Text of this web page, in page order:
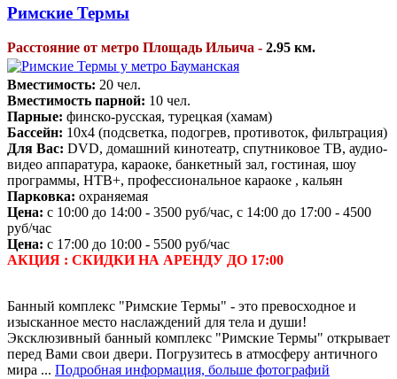
Римские Термы
Расстояние от метро Площадь Ильича - 2.95 км.
Вместимость: 20 чел.
Вместимость парной: 10 чел.
Парные: финско-русская, турецкая (хамам)
Бассейн: 10х4 (подсветка, подогрев, противоток, фильтрация)
Для Вас: DVD, домашний кинотеатр, спутниковое ТВ, аудио-
видео аппаратура, караоке, банкетный зал, гостиная, шоу
программы, НТВ+, профессиональное караоке , кальян
Парковка: охраняемая
Цена: с 10:00 до 14:00 - 3500 руб/час, с 14:00 до 17:00 - 4500
руб/час
Цена: с 17:00 до 10:00 - 5500 руб/час
АКЦИЯ : СКИДКИ НА АРЕНДУ ДО 17:00
Банный комплекс "Римские Термы" - это превосходное и
изысканное место наслаждений для тела и души!
Эксклюзивный банный комплекс "Римские Термы" открывает
перед Вами свои двери. Погрузитесь в атмосферу античного
мира ... Подробная информация, больше фотографий